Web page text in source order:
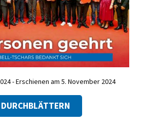
- Erschienen am 5. November 2024
DURCHBLÄTTERN